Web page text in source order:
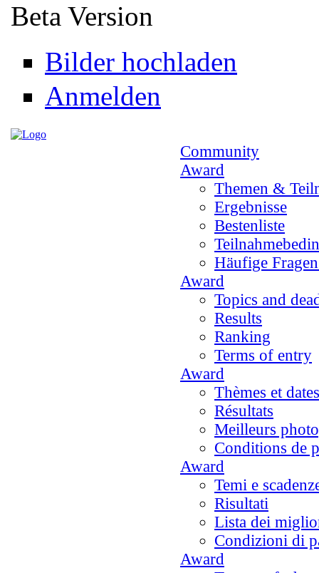
Direkt zum Inhalt
Beta Version
Bilder hochladen
Anmelden
Community
Award
Themen &
Ergebnisse
Bestenliste
Häufige
Award
Topics and
Results
Ranking
Terms of entry
Award
Thèmes et
Résultats
Meilleurs
Conditions de
Award
Temi e
Risultati
Lista dei
Condizioni di
Award